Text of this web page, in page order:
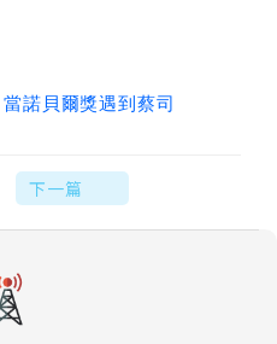
當諾貝爾獎遇到蔡司
下一篇